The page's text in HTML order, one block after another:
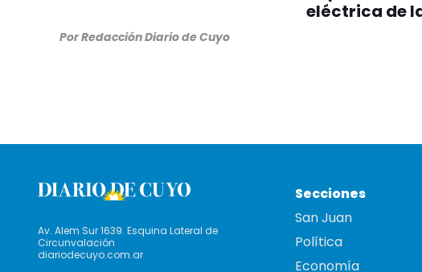
PorRedacción Diario de Cuyo
eléctrica de
Av. Alem Sur 1639. Esquina Lateral de
Circunvalación
diariodecuyo.com.ar
Secciones
San Juan
Política
Economía